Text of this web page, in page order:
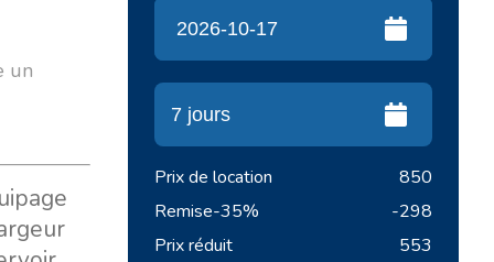
un
Prix de location
850
Remise-35%
-298
Prix réduit
553